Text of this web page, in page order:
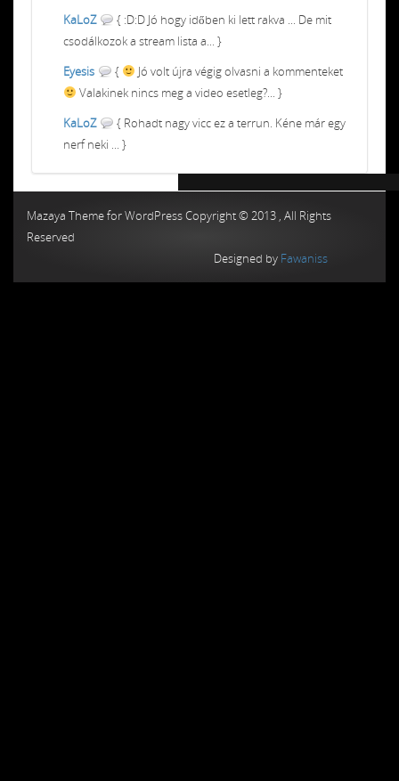
KaLoZ
{ :D:D Jó hogy időben ki lett rakva ... De mit
csodálkozok a stream lista a... }
Eyesis
{
Jó volt újra végig olvasni a kommenteket
Valakinek nincs meg a video esetleg?... }
KaLoZ
{ Rohadt nagy vicc ez a terrun. Kéne már egy
nerf neki ... }
Mazaya Theme for WordPress Copyright © 2013 , All Rights
Reserved
Designed by Fawaniss